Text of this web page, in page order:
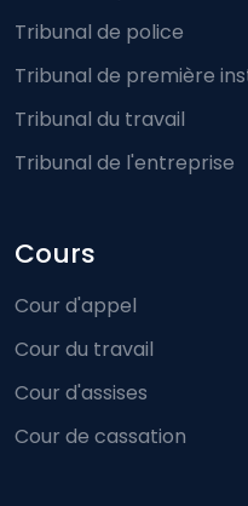
Tribunal de police
Tribunal de première
Tribunal du travail
Tribunal de l'entreprise
Cours
Cour d'appel
Cour du travail
Cour d'assises
Cour de cassation